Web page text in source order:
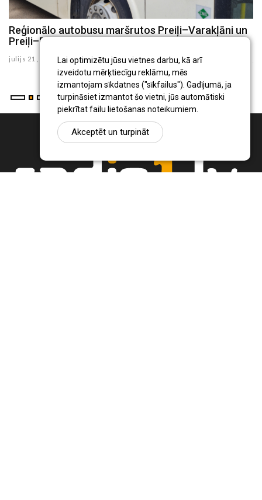
Lai optimizētu jūsu vietnes darbu, kā arī
izveidotu mērķtiecīgu reklāmu, mēs
izmantojam sīkdatnes ("sīkfailus"). Gadījumā, ja
turpināsiet izmantot šo vietni, jūs automātiski
piekrītat failu lietošanas noteikumiem.
Akceptēt un turpināt
Reģionālo autobusu maršrutos Preiļi–Varakļāni un
Preiļi–Rudzāti no augusta būs izmaiņas
julijs 21 , 2026